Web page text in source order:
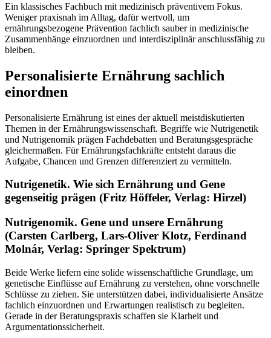
Ein klassisches Fachbuch mit medizinisch präventivem Fokus.
Weniger praxisnah im Alltag, dafür wertvoll, um
ernährungsbezogene Prävention fachlich sauber in medizinische
Zusammenhänge einzuordnen und interdisziplinär anschlussfähig zu
bleiben.
Personalisierte Ernährung sachlich
einordnen
Personalisierte Ernährung ist eines der aktuell meistdiskutierten
Themen in der Ernährungswissenschaft. Begriffe wie Nutrigenetik
und Nutrigenomik prägen Fachdebatten und Beratungsgespräche
gleichermaßen. Für Ernährungsfachkräfte entsteht daraus die
Aufgabe, Chancen und Grenzen differenziert zu vermitteln.
Nutrigenetik. Wie sich Ernährung und Gene
gegenseitig prägen (Fritz Höffeler, Verlag: Hirzel)
Nutrigenomik. Gene und unsere Ernährung
(Carsten Carlberg, Lars-Oliver Klotz, Ferdinand
Molnár, Verlag: Springer Spektrum)
Beide Werke liefern eine solide wissenschaftliche Grundlage, um
genetische Einflüsse auf Ernährung zu verstehen, ohne vorschnelle
Schlüsse zu ziehen. Sie unterstützen dabei, individualisierte Ansätze
fachlich einzuordnen und Erwartungen realistisch zu begleiten.
Gerade in der Beratungspraxis schaffen sie Klarheit und
Argumentationssicherheit.